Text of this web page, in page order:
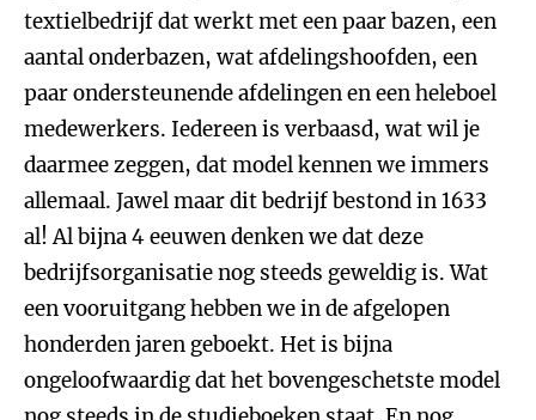
textielbedrijf dat werkt met een paar bazen, een
aantal onderbazen, wat afdelingshoofden, een
paar ondersteunende afdelingen en een heleboel
medewerkers. Iedereen is verbaasd, wat wil je
daarmee zeggen, dat model kennen we immers
allemaal. Jawel maar dit bedrijf bestond in 1633
al! Al bijna 4 eeuwen denken we dat deze
bedrijfsorganisatie nog steeds geweldig is. Wat
een vooruitgang hebben we in de afgelopen
honderden jaren geboekt. Het is bijna
ongeloofwaardig dat het bovengeschetste model